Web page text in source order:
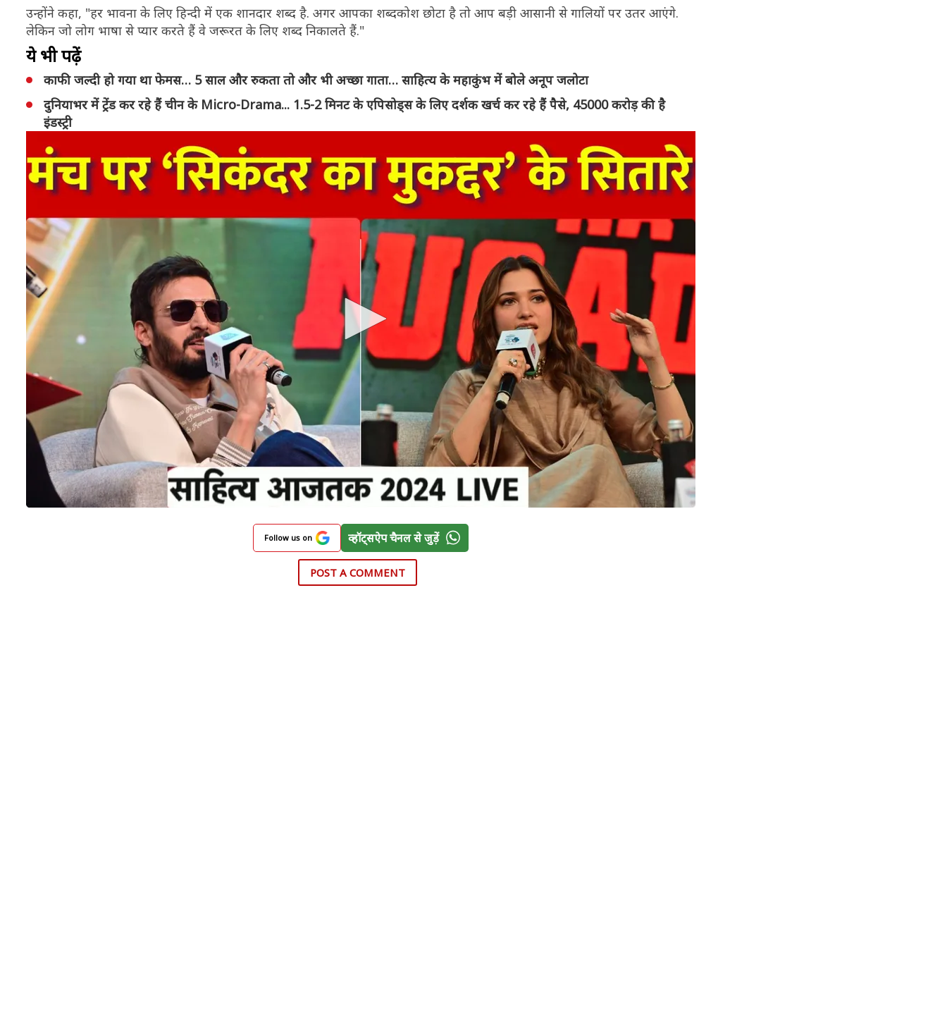
उन्होंने कहा, "हर भावना के लिए हिन्दी में एक शानदार शब्द है. अगर आपका शब्दकोश छोटा है तो आप बड़ी आसानी से गालियों पर उतर आएंगे.
लेकिन जो लोग भाषा से प्यार करते हैं वे जरूरत के लिए शब्द निकालते हैं."
ये भी पढ़ें
काफी जल्दी हो गया था फेमस… 5 साल और रुकता तो और भी अच्छा गाता… साहित्य के महाकुंभ में बोले अनूप जलोटा
दुनियाभर में ट्रेंड कर रहे हैं चीन के Micro-Drama... 1.5-2 मिनट के एपिसोड्स के लिए दर्शक खर्च कर रहे हैं पैसे, 45000 करोड़ की है
इंडस्ट्री
Follow us on व्हॉट्सऐप चैनल से जुड़ें
POST A COMMENT